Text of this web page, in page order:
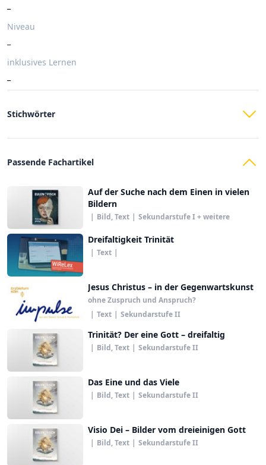
Niveau
inklusives Lernen
Stichwörter
Passende Fachartikel
Auf der Suche nach dem Einen in vielen
Bildern
| Bild, Text | Sekundarstufe I + weitere
Dreifaltigkeit Trinität
| Text |
Jesus Christus – in der Gegenwartskunst
ohne Zuspruch und Anspruch?
| Text | Sekundarstufe II
Trinität? Der eine Gott – dreifaltig
| Bild, Text | Sekundarstufe II
Das Eine und das Viele
| Bild, Text | Sekundarstufe II
Visio Dei – Bilder vom dreieinigen Gott
| Bild, Text | Sekundarstufe II